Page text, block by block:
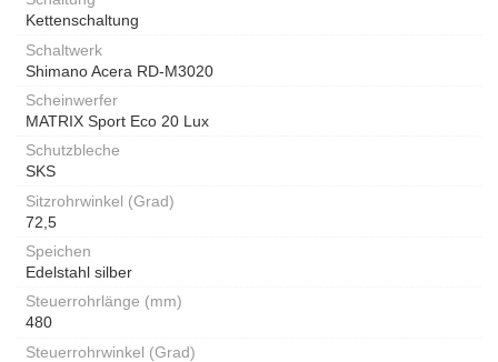
Kettenschaltung
Schaltwerk
Shimano Acera RD-M3020
Scheinwerfer
MATRIX Sport Eco 20 Lux
Schutzbleche
SKS
Sitzrohrwinkel (Grad)
72,5
Speichen
Edelstahl silber
Steuerrohrlänge (mm)
480
Steuerrohrwinkel (Grad)